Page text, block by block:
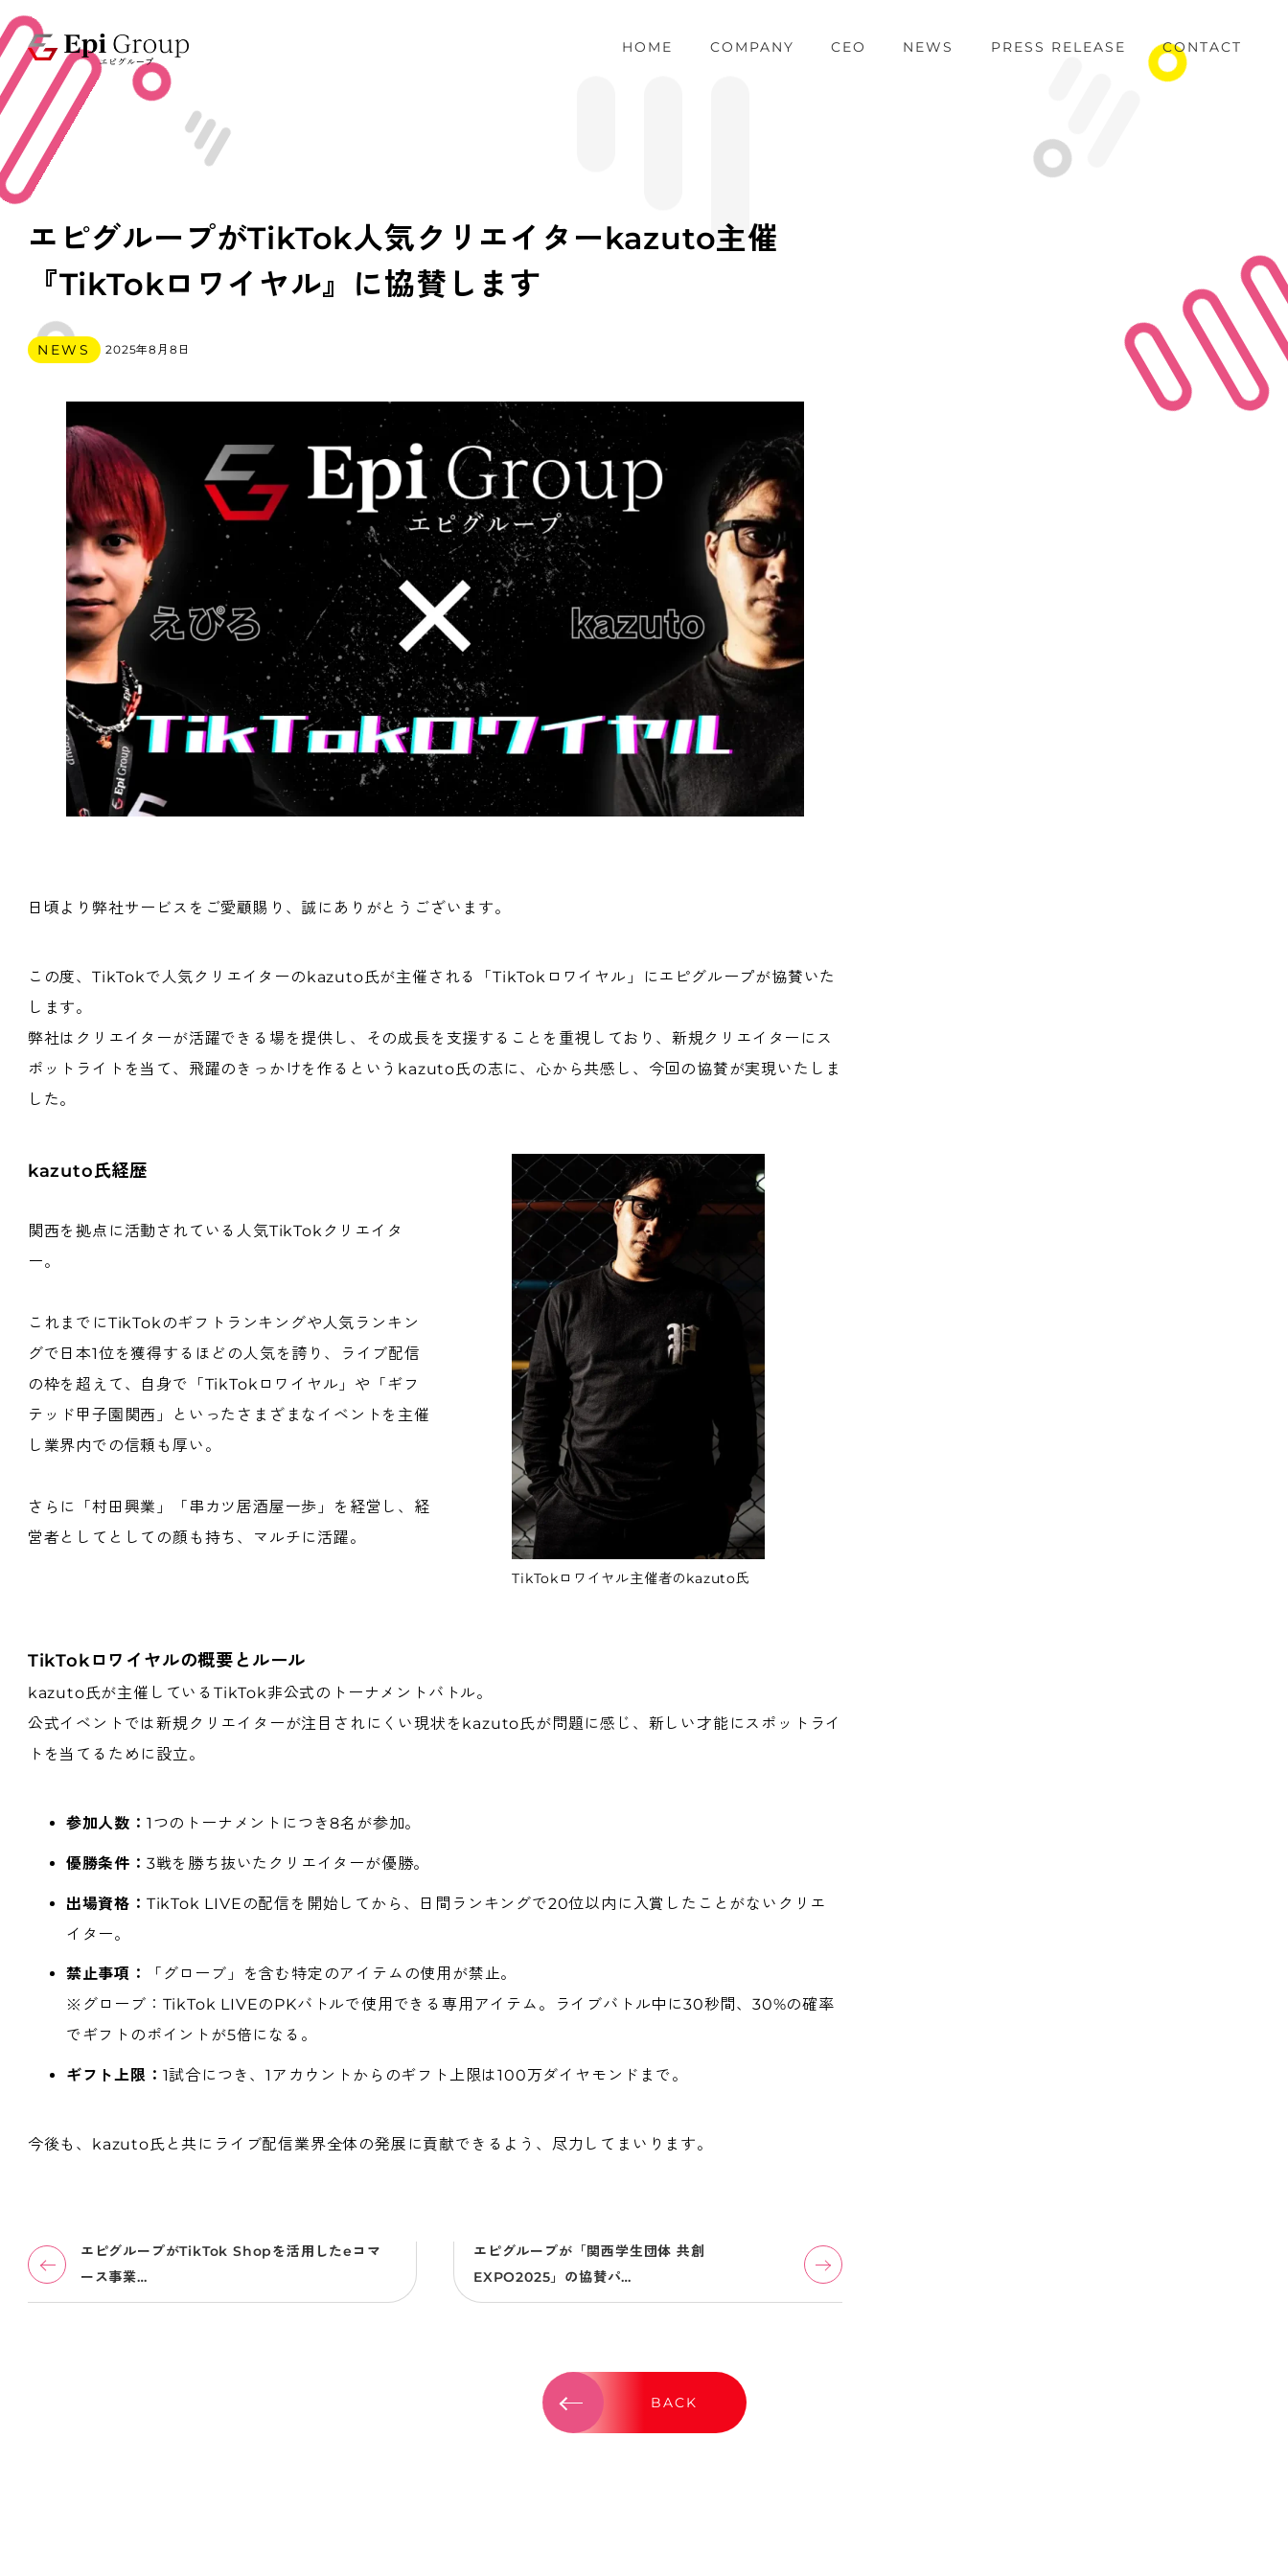
HOME COMPANY CEO NEWS PRESS RELEASE CONTACT
エピグループがTikTok人気クリエイターkazuto主催
『TikTokロワイヤル』に協賛します
投稿日
2025年8月8日
カテゴリー
NEWS
日頃より弊社サービスをご愛顧賜り、誠にありがとうございます。
この度、TikTokで人気クリエイターのkazuto氏が主催される「TikTokロワイヤル」にエピグループが協賛いた
します。
弊社はクリエイターが活躍できる場を提供し、その成長を支援することを重視しており、新規クリエイターにス
ポットライトを当て、飛躍のきっかけを作るというkazuto氏の志に、心から共感し、今回の協賛が実現いたしま
した。
kazuto氏経歴
関西を拠点に活動されている人気TikTokクリエイタ
ー。
これまでにTikTokのギフトランキングや人気ランキン
グで日本1位を獲得するほどの人気を誇り、ライブ配信
の枠を超えて、自身で「TikTokロワイヤル」や「ギフ
テッド甲子園関西」といったさまざまなイベントを主催
し業界内での信頼も厚い。
さらに「村田興業」「串カツ居酒屋一歩」を経営し、経
営者としてとしての顔も持ち、マルチに活躍。
TikTokロワイヤル主催者のkazuto氏
TikTokロワイヤルの概要とルール
kazuto氏が主催しているTikTok非公式のトーナメントバトル。
公式イベントでは新規クリエイターが注目されにくい現状をkazuto氏が問題に感じ、新しい才能にスポットライ
トを当てるために設立。
参加人数： 1つのトーナメントにつき8名が参加。
優勝条件： 3戦を勝ち抜いたクリエイターが優勝。
出場資格： TikTok LIVEの配信を開始してから、日間ランキングで20位以内に入賞したことがないクリエ
イター。
禁止事項：
「グローブ」を含む特定のアイテムの使用が禁止。
※グローブ：TikTok LIVEのPKバトルで使用できる専用アイテム。ライブバトル中に30秒間、30%の確率
でギフトのポイントが5倍になる。
ギフト上限： 1試合につき、1アカウントからのギフト上限は100万ダイヤモンドまで。
今後も、kazuto氏と共にライブ配信業界全体の発展に貢献できるよう、尽力してまいります。
エピグループがTikTok Shopを活用したeコマ
ース事業…
エピグループが「関西学生団体 共創
EXPO2025」の協賛パ…
BACK